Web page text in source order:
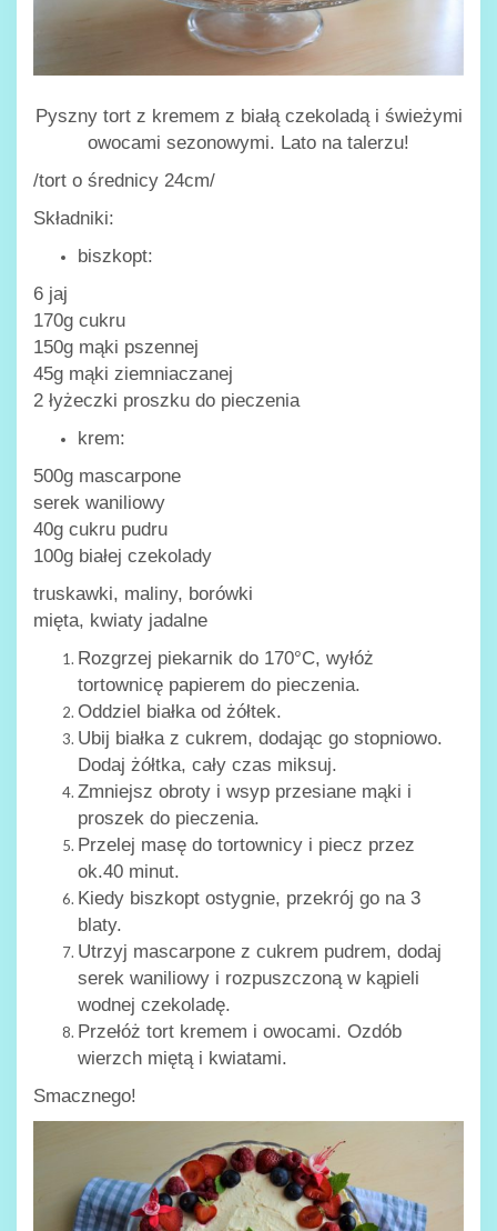
Pyszny tort z kremem z białą czekoladą i świeżymi
owocami sezonowymi. Lato na talerzu!
/tort o średnicy 24cm/
Składniki:
biszkopt:
6 jaj
170g cukru
150g mąki pszennej
45g mąki ziemniaczanej
2 łyżeczki proszku do pieczenia
krem:
500g mascarpone
serek waniliowy
40g cukru pudru
100g białej czekolady
truskawki, maliny, borówki
mięta, kwiaty jadalne
Rozgrzej piekarnik do 170°C, wyłóż
tortownicę papierem do pieczenia.
Oddziel białka od żółtek.
Ubij białka z cukrem, dodając go stopniowo.
Dodaj żółtka, cały czas miksuj.
Zmniejsz obroty i wsyp przesiane mąki i
proszek do pieczenia.
Przelej masę do tortownicy i piecz przez
ok.40 minut.
Kiedy biszkopt ostygnie, przekrój go na 3
blaty.
Utrzyj mascarpone z cukrem pudrem, dodaj
serek waniliowy i rozpuszczoną w kąpieli
wodnej czekoladę.
Przełóż tort kremem i owocami. Ozdób
wierzch miętą i kwiatami.
Smacznego!